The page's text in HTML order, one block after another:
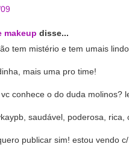
makeup disse...
tem mistério e tem umais
mais uma pro time!
conhece o do duda molinos?
saudável, poderosa, rica,
publicar sim! estou vendo c/